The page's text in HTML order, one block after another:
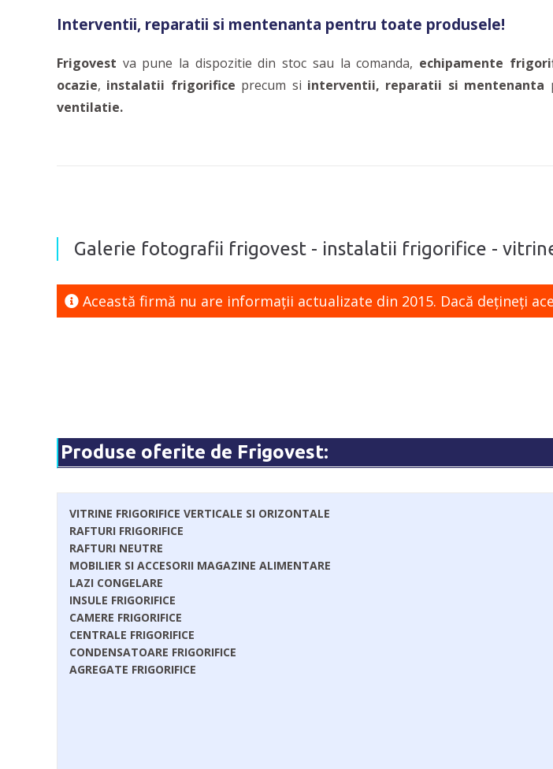
Interventii, reparatii si mentenanta pentru toate produsele!
Frigovest va pune la dispozitie din stoc sau la comanda, echipamente
ocazie, instalatii frigorifice precum si interventii, reparatii si mentenanta
ventilatie.
Galerie fotografii frigovest - instalatii frigorifice -
Această firmă nu are informaţii actualizate din 2015. Dacă dețineți
Produse oferite de Frigovest:
VITRINE FRIGORIFICE VERTICALE SI ORIZONTALE
RAFTURI FRIGORIFICE
RAFTURI NEUTRE
MOBILIER SI ACCESORII MAGAZINE ALIMENTARE
LAZI CONGELARE
INSULE FRIGORIFICE
CAMERE FRIGORIFICE
CENTRALE FRIGORIFICE
CONDENSATOARE FRIGORIFICE
AGREGATE FRIGORIFICE